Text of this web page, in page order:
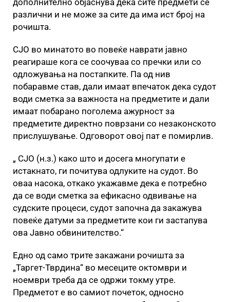
дополнително објаснува дека сите предмети се
различни и не може за сите да има ист број на
рочишта.
СЈО во минатото во повеќе наврати јавно
реагираше кога се соочуваа со пречки или со
одложувања на постапките. Па од нив
побаравме став, дали имаат впечаток дека судот
води сметка за важноста на предметите и дали
имаат побарано поголема ажурност за
предметите директно поврзани со незаконското
прислушување. Одговорот овој пат е помирлив.
„ СЈО (н.з.) како што и досега многупати е
истакнато, ги почитува одлуките на судот. Во
оваа насока, откако укажавме дека е потребно
да се води сметка за ефикасно одвивање на
судските процеси, судот започна да закажува
повеќе датуми за предметите кои ги застапува
ова Јавно обвинителство.“
Едно од само трите закажани рочишта за
„Таргет-Тврдина“ во месеците октомври и
ноември треба да се одржи токму утре.
Предметот е во самиот почеток, односно